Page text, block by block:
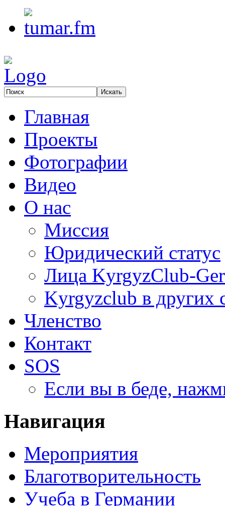
Главная
Проекты
Фотографии
Видео
О нас
Миссия
Юридический статус
Лица KyrgyzClub-
Kyrgyzclub в других
Членство
Контакт
SOS
Если вы в беде,
Навигация
Мероприятия
Благотворительность
Учеба в Германии